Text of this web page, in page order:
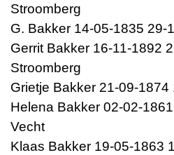
Stroomberg
G. Bakker 14-05-1835 29-
Gerrit Bakker 16-11-1892
Stroomberg
Grietje Bakker 21-09-
Helena Bakker 02-02-
Vecht
Klaas Bakker 19-05-1863